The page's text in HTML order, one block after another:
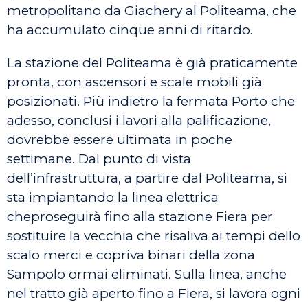
metropolitano da Giachery al Politeama, che
ha accumulato cinque anni di ritardo.
La stazione del Politeama è già praticamente
pronta, con ascensori e scale mobili già
posizionati. Più indietro la fermata Porto che
adesso, conclusi i lavori alla palificazione,
dovrebbe essere ultimata in poche
settimane. Dal punto di vista
dell’infrastruttura, a partire dal Politeama, si
sta impiantando la linea elettrica
cheproseguirà fino alla stazione Fiera per
sostituire la vecchia che risaliva ai tempi dello
scalo merci e copriva binari della zona
Sampolo ormai eliminati. Sulla linea, anche
nel tratto già aperto fino a Fiera, si lavora ogni